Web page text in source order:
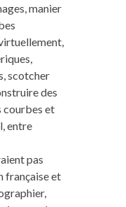
manier
scotcher
des
courbes et
entre
pas
française et